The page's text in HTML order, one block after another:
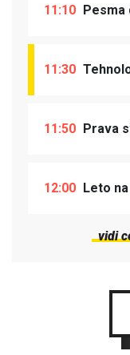
11:10 Pesma
11:30
11:50 Prava
12:00 Leto
vidi